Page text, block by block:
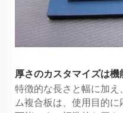
厚さのカスタマイズは
特徴的な長さと幅に加
ム複合板は、使用目的